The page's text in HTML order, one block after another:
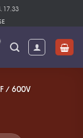
/ 600V